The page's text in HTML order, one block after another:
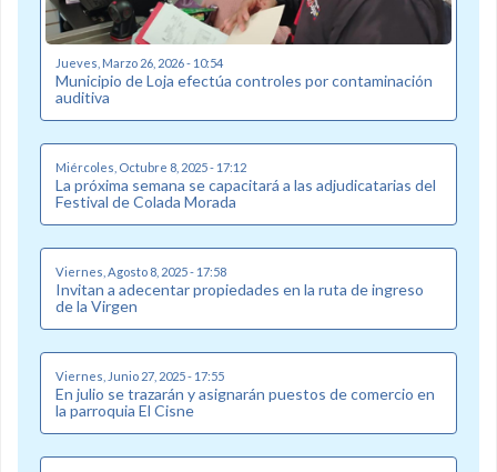
Jueves, Marzo 26, 2026 - 10:54
Municipio de Loja efectúa controles por contaminación
auditiva
Miércoles, Octubre 8, 2025 - 17:12
La próxima semana se capacitará a las adjudicatarias del
Festival de Colada Morada
Viernes, Agosto 8, 2025 - 17:58
Invitan a adecentar propiedades en la ruta de ingreso
de la Virgen
Viernes, Junio 27, 2025 - 17:55
En julio se trazarán y asignarán puestos de comercio en
la parroquia El Cisne